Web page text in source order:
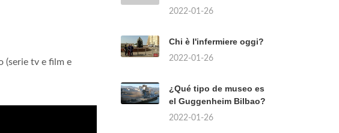
(serie tv e film e
2022-01-26
Chi è l'infermiere oggi?
2022-01-26
¿Qué tipo de museo es
el Guggenheim Bilbao?
2022-01-26